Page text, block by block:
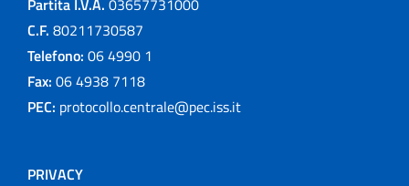
Partita I.V.A. 03657731000
C.F. 80211730587
Telefono: 06 4990 1
Fax: 06 4938 7118
PEC: protocollo.centrale@pec.iss.it
PRIVACY